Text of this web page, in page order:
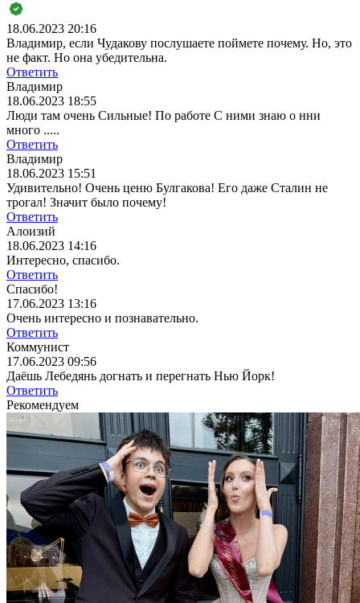
18.06.2023 20:16
Владимир, если Чудакову послушаете поймете почему. Но, это
не факт. Но она убедительна.
Ответить
Владимир
18.06.2023 18:55
Люди там очень Сильные! По работе С ними знаю о нни
много .....
Ответить
Владимир
18.06.2023 15:51
Удивительно! Очень ценю Булгакова! Его даже Сталин не
трогал! Значит было почему!
Ответить
Алоизий
18.06.2023 14:16
Интересно, спасибо.
Ответить
Спасибо!
17.06.2023 13:16
Очень интересно и познавательно.
Ответить
Коммунист
17.06.2023 09:56
Даёшь Лебедянь догнать и перегнать Нью Йорк!
Ответить
Рекомендуем